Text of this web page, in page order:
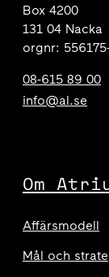
Box 4200
131 04 Nacka
orgnr:
08-615 89 00
info@al.se
Om
Affärsmodell
Mål och